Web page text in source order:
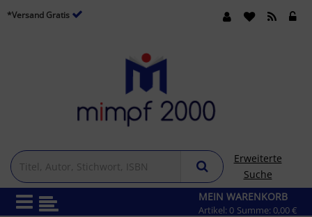
*Versand Gratis
Erweiterte
Suche
MEIN WARENKORB
Artikel: 0 Summe: 0,00 €